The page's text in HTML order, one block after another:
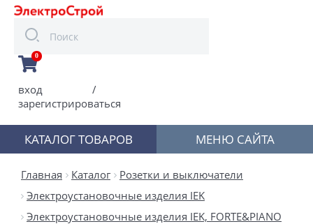
0
вход
/
зарегистрироваться
КАТАЛОГ ТОВАРОВ МЕНЮ САЙТА
Главная Каталог
Розетки и выключатели
Электроустановочные изделия IEK
Электроустановочные изделия IEK, FORTE&PIANO